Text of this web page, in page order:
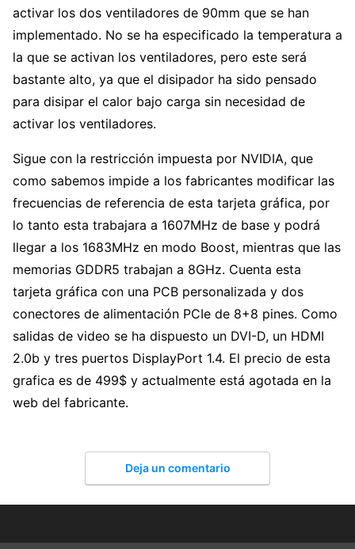
activar los dos ventiladores de 90mm que se han
implementado. No se ha especificado la temperatura a
la que se activan los ventiladores, pero este será
bastante alto, ya que el disipador ha sido pensado
para disipar el calor bajo carga sin necesidad de
activar los ventiladores.
Sigue con la restricción impuesta por NVIDIA, que
como sabemos impide a los fabricantes modificar las
frecuencias de referencia de esta tarjeta gráfica, por
lo tanto esta trabajara a 1607MHz de base y podrá
llegar a los 1683MHz en modo Boost, mientras que las
memorias GDDR5 trabajan a 8GHz. Cuenta esta
tarjeta gráfica con una PCB personalizada y dos
conectores de alimentación PCIe de 8+8 pines. Como
salidas de video se ha dispuesto un DVI-D, un HDMI
2.0b y tres puertos DisplayPort 1.4. El precio de esta
grafica es de 499$ y actualmente está agotada en la
web del fabricante.
Deja un comentario